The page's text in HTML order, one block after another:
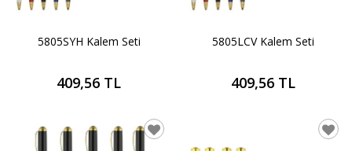
5805SYH Kalem Seti
409,56 TL
5805LCV Kalem Seti
409,56 TL